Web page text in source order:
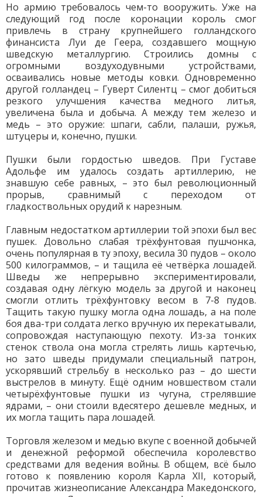
Но армию требовалось чем-то вооружить. Уже на
следующий год после коронации король смог
привлечь в страну крупнейшего голландского
финансиста Луи де Геера, создавшего мощную
шведскую металлургию. Строились домны с
огромными воздуходувными устройствами,
осваивались новые методы ковки. Одновременно
другой голландец – Гуверт Силентц – смог добиться
резкого улучшения качества медного литья,
увеличена была и добыча. А между тем железо и
медь – это оружие: шпаги, сабли, палаши, ружья,
штуцеры и, конечно, пушки.
Пушки были гордостью шведов. При Густаве
Адольфе им удалось создать артиллерию, не
знавшую себе равных, – это был революционный
прорыв, сравнимый с переходом от
гладкоствольных орудий к нарезным.
Главным недостатком артиллерии той эпохи был вес
пушек. Довольно слабая трёхфунтовая пушчонка,
очень популярная в ту эпоху, весила 30 пудов – около
500 килограммов, – и тащила её четвёрка лошадей.
Шведы же непрерывно экспериментировали,
создавая одну лёгкую модель за другой и наконец
смогли отлить трёхфунтовку весом в 7-8 пудов.
Тащить такую пушку могла одна лошадь, а на поле
боя два-три солдата легко вручную их перекатывали,
сопровождая наступающую пехоту. Из-за тонких
стенок ствола она могла стрелять лишь картечью,
но зато шведы придумали специальный патрон,
ускорявший стрельбу в несколько раз – до шести
выстрелов в минуту. Ещё одним новшеством стали
четырёхфунтовые пушки из чугуна, стрелявшие
ядрами, – они стоили вдесятеро дешевле медных, и
их могла тащить пара лошадей.
Торговля железом и медью вкупе с военной добычей
и денежной реформой обеспечила королевство
средствами для ведения войны. В общем, всё было
готово к появлению короля Карла XII, который,
прочитав жизнеописание Александра Македонского,